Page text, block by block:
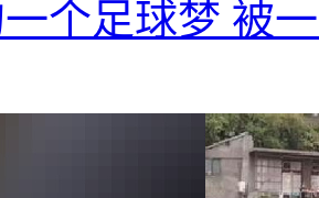
个足球梦 被